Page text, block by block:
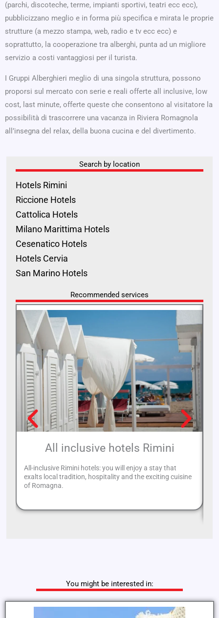
(parchi, discoteche, terme, impianti sportivi, teatri ecc ecc),
pubblicizzano meglio e in forma più specifica e mirata le proprie
strutture (a mezzo stampa, web, radio e tv ecc ecc) e
soprattutto, la cooperazione tra alberghi, punta ad un migliore
servizio a costi vantaggiosi per il turista.
I Gruppi Alberghieri meglio di una singola struttura, possono
proporsi sul mercato con serie e reali offerte all inclusive, low
cost, last minute, offerte queste che consentono al visitatore la
possibilità di trascorrere una vacanza in Riviera Romagnola
all’insegna del relax, della buona cucina e del divertimento.
Search by location
Hotels Rimini
Riccione Hotels
Cattolica Hotels
Milano Marittima Hotels
Cesenatico Hotels
Hotels Cervia
San Marino Hotels
Recommended services
All inclusive hotels Rimini
All-inclusive Rimini hotels: you will enjoy a stay that
exalts local tradition, hospitality and the exciting cuisine
of Romagna.
You might be interested in: